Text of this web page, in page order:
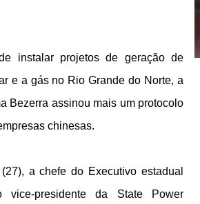
instalar projetos de geração de
e a gás no Rio Grande do Norte, a
Bezerra assinou mais um protocolo
chinesas.
a chefe do Executivo estadual
vice-presidente da State Power